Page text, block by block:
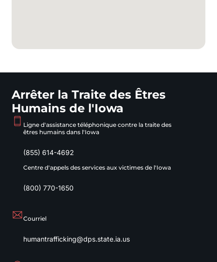
Arrêter la Traite des Êtres
Humains de l'Iowa
Ligne d'assistance téléphonique contre la traite des
êtres humains dans l'Iowa
(855) 614-4692
Centre d'appels des services aux victimes de l'Iowa
(800) 770-1650
Courriel
humantrafficking@dps.state.ia.us